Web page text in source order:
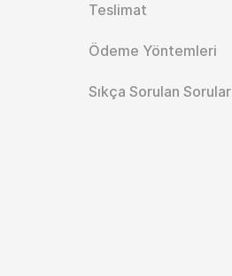
Teslimat
Ödeme Yöntemleri
Sıkça Sorulan Sorular